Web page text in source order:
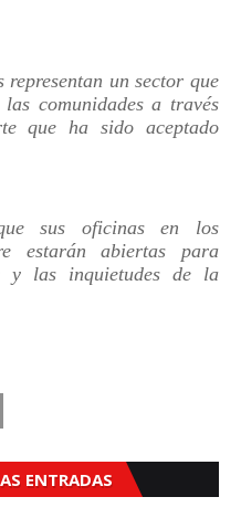
un sector que
comunidades a través
que ha sido aceptado
sus oficinas en los
estarán abiertas para
y las inquietudes de la
ENTRADAS